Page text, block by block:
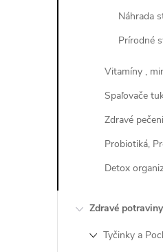
Náhrada
Prírodné
Vitamíny ,
Spaľovače
Zdravé
Probiotiká,
Detox
Zdravé potraviny
Tyčinky a